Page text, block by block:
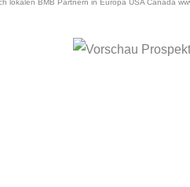
lokalen BMB Partnern in Europa USA Canada